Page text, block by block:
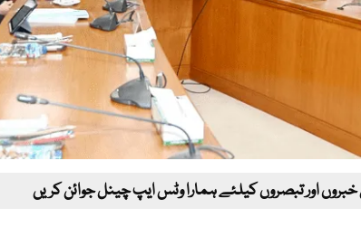
خبروں اور تبصروں کیلئے ہمارا وٹس ایپ چینل جوائن کریں